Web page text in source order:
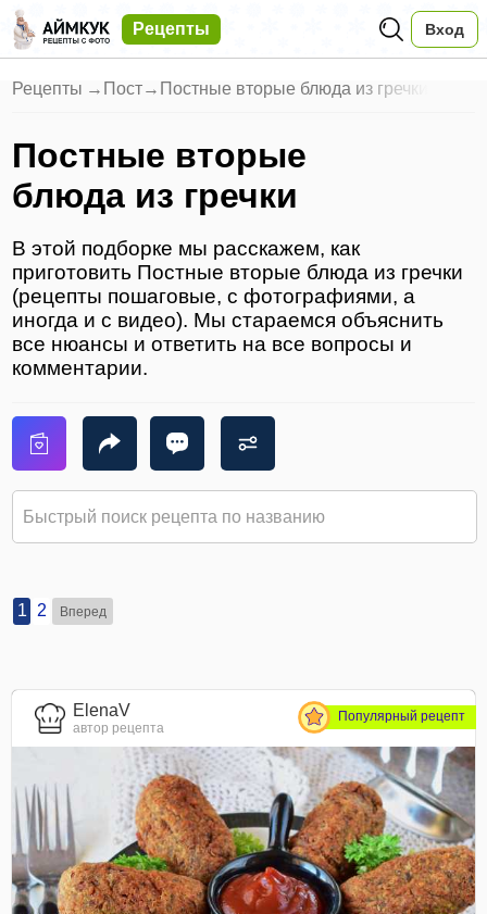
Рецепты Вход
Рецепты → Пост→ Постные вторые блюда из гречки
Постные вторые
блюда из гречки
В этой подборке мы расскажем, как
приготовить Постные вторые блюда из гречки
(рецепты пошаговые, с фотографиями, а
иногда и с видео). Мы стараемся объяснить
все нюансы и ответить на все вопросы и
комментарии.
1 2 Вперед
ElenaV
автор рецепта
Популярный рецепт